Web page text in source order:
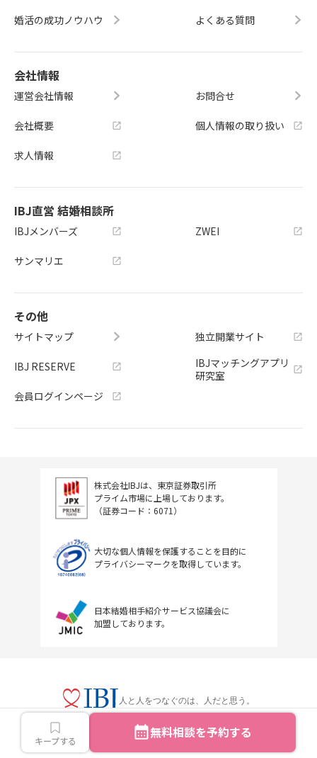
キープする 無料相談を予約する
婚活の成功ノウハウ よくある質問
会社情報
運営会社情報
会社概要
求人情報
お問合せ
個人情報の取り扱い
IBJ直営 結婚相談所
IBJメンバーズ
サンマリエ
ZWEI
その他
サイトマップ
IBJ RESERVE
会員ログインページ
独立開業サイト
IBJマッチングアプリ
研究室
株式会社IBJは、東京証券取引所
プライム市場に上場しております。
（証券コード：6071）
大切な個人情報を保護することを目的に
プライバシーマークを取得しています。
日本結婚相手紹介サービス協議会に
加盟しております。
人と人をつなぐのは、人だと思う。